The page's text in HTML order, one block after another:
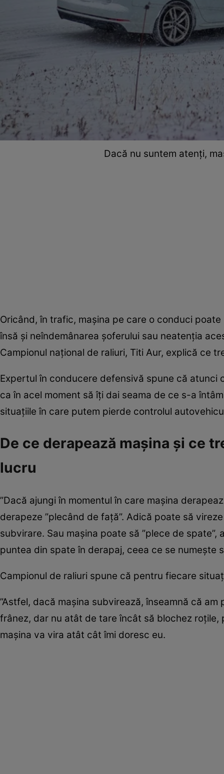
Dacă nu suntem atenți,
Oricând, în trafic, mașina pe care o conduci
însă și neîndemânarea șoferului sau neatenția
Campionul național de raliuri, Titi Aur, explică ce
Expertul în conducere defensivă spune că
ca în acel moment să îți dai seama de ce s-a
situațiile în care putem pierde controlul
De ce derapează mașina și ce
lucru
”Dacă ajungi în momentul în care mașina
derapeze ”plecând de față”. Adică poate să
subvirare. Sau mașina poate să ”plece de
puntea din spate în derapaj, ceea ce se numește
Campionul de raliuri spune că pentru fiecare
”Astfel, dacă mașina subvirează, înseamnă că
frânez, dar nu atât de tare încât să blochez
mașina va vira atât cât îmi doresc eu.